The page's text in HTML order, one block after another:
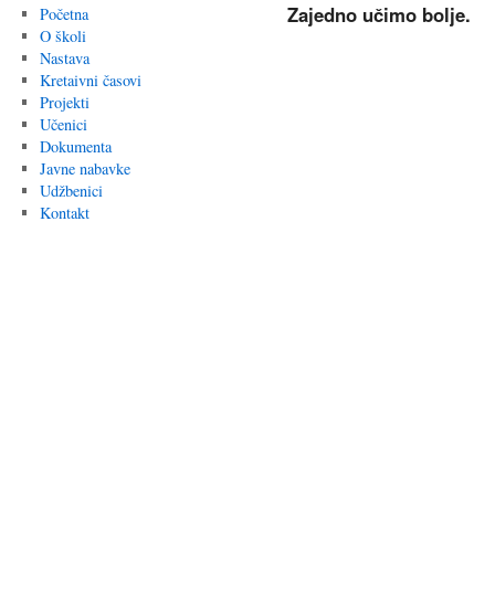
Početna
O školi
Nastava
Kretaivni časovi
Projekti
Učenici
Dokumenta
Javne nabavke
Udžbenici
Kontakt
Zajedno učimo bolje.